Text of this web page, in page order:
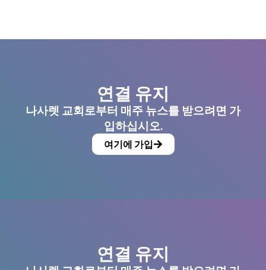
연결 유지
나사렛 교회로부터 매주 뉴스를 받으려면 가
입하십시오.
여기에 가입
연결 유지